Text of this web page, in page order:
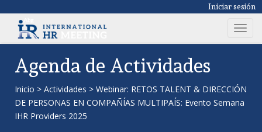
Iniciar sesión
T
o
Agenda de Actividades
Inicio > Actividades > Webinar: RETOS TALENT & DIRECCIÓN
DE PERSONAS EN COMPAÑÍAS MULTIPAÍS: Evento Semana
IHR Providers 2025